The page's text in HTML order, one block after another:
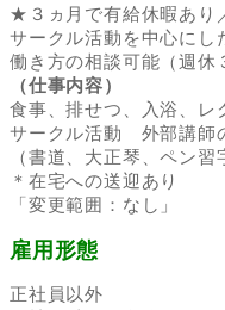
★３ヵ月で有給休暇あり
サークル活動を中心にし
働き方の相談可能（週休
（仕事内容）
食事、排せつ、入浴、
サークル活動 外部講師
（書道、大正琴、ペン習
＊在宅への送迎あり
「変更範囲：なし」
雇用形態
正社員以外